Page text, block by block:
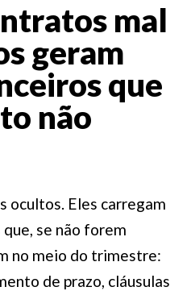
mal
geram
que
não
ocultos. Eles carregam
se não forem
no meio do trimestre:
de prazo, cláusulas